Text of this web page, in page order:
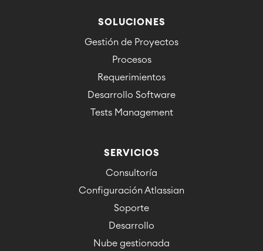
SOLUCIONES
Gestión de Proyectos
Procesos
Requerimientos
Desarrollo Software
Tests Management
SERVICIOS
Consultoría
Configuración Atlassian
Soporte
Desarrollo
Nube gestionada